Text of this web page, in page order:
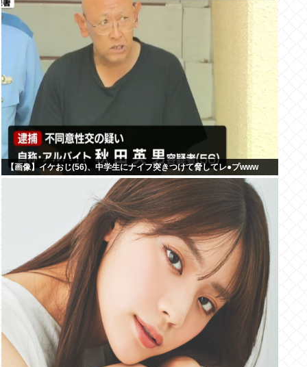
【画像】イケおじ(56)、中学生にナイフ突きつけて脅してレ●プwww